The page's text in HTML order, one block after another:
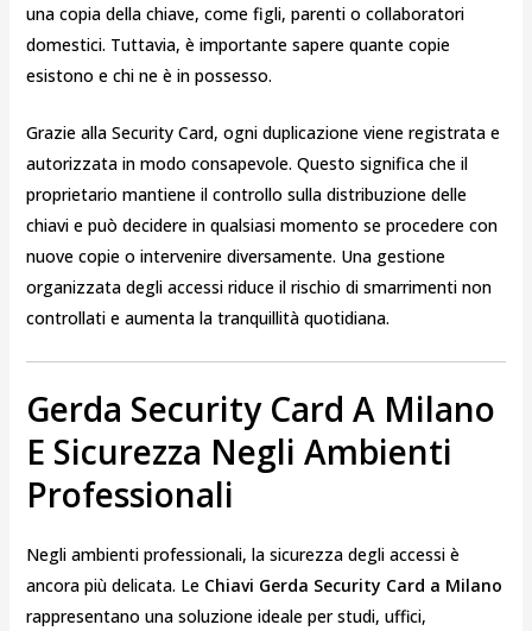
una copia della chiave, come figli, parenti o collaboratori
domestici. Tuttavia, è importante sapere quante copie
esistono e chi ne è in possesso.
Grazie alla Security Card, ogni duplicazione viene registrata e
autorizzata in modo consapevole. Questo significa che il
proprietario mantiene il controllo sulla distribuzione delle
chiavi e può decidere in qualsiasi momento se procedere con
nuove copie o intervenire diversamente. Una gestione
organizzata degli accessi riduce il rischio di smarrimenti non
controllati e aumenta la tranquillità quotidiana.
Gerda Security Card A Milano
E Sicurezza Negli Ambienti
Professionali
Negli ambienti professionali, la sicurezza degli accessi è
ancora più delicata. Le Chiavi Gerda Security Card a Milano
rappresentano una soluzione ideale per studi, uffici,